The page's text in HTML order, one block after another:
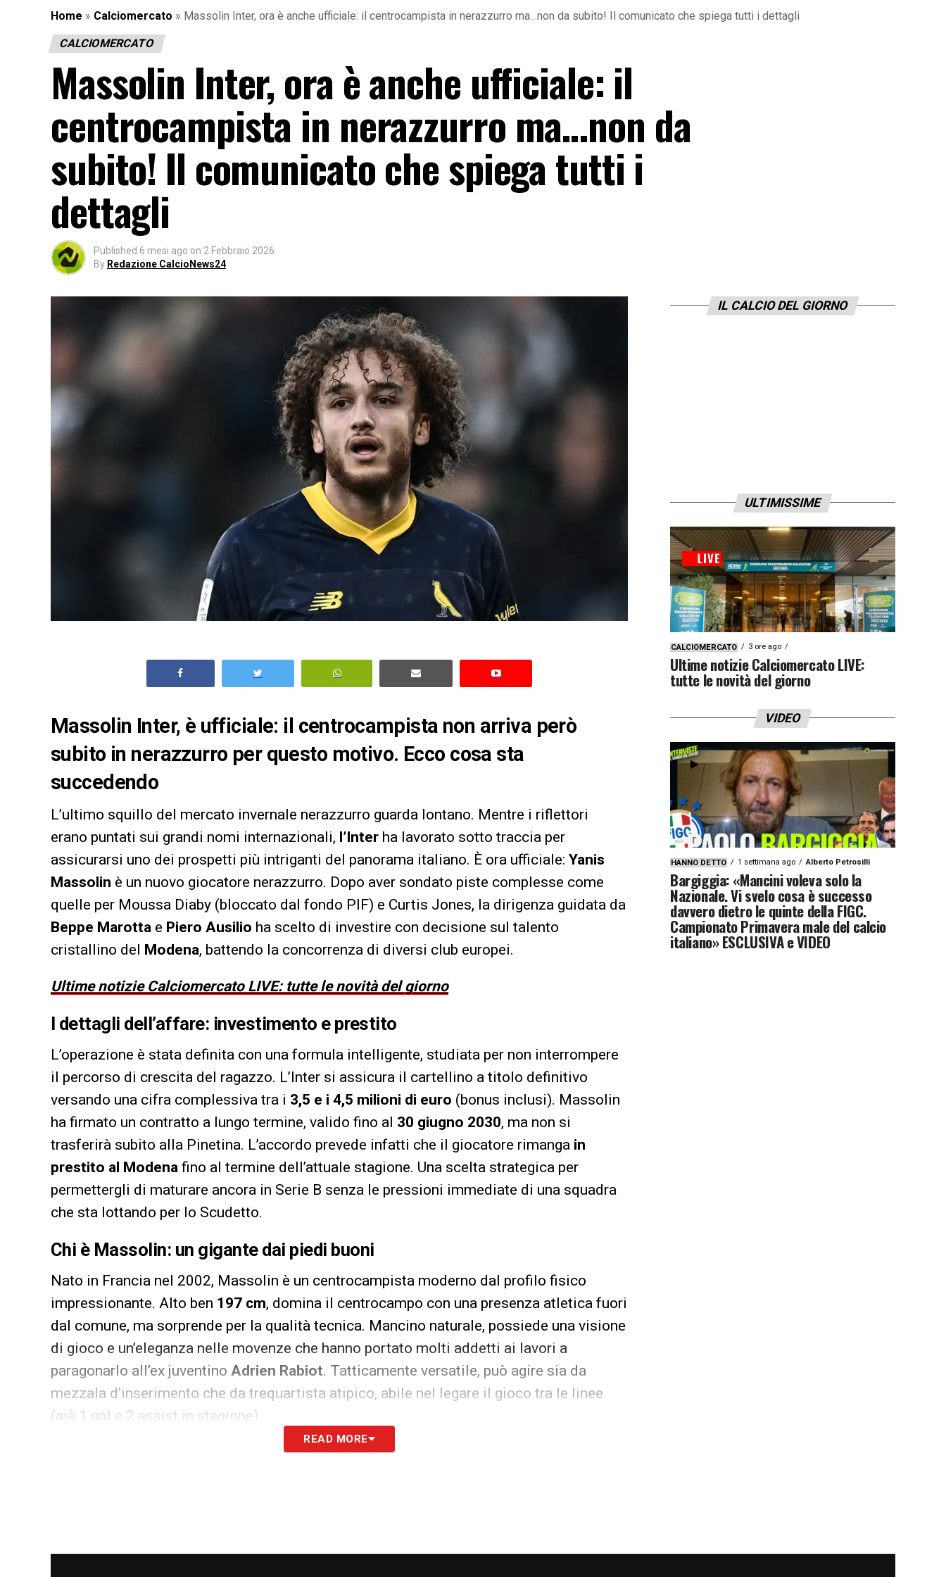
Home » Calciomercato » Massolin Inter, ora è anche ufficiale: il centrocampista in nerazzurro ma…non da subito! Il comunicato che spiega tutti i dettagli
CALCIOMERCATO
Massolin Inter, ora è anche ufficiale: il
centrocampista in nerazzurro ma…non da
subito! Il comunicato che spiega tutti i
dettagli
Published 6 mesi ago on 2 Febbraio 2026
By Redazione CalcioNews24
Massolin Inter, è ufficiale: il centrocampista non arriva però
subito in nerazzurro per questo motivo. Ecco cosa sta
succedendo
L’ultimo squillo del mercato invernale nerazzurro guarda lontano. Mentre i riflettori
erano puntati sui grandi nomi internazionali, l’Inter ha lavorato sotto traccia per
assicurarsi uno dei prospetti più intriganti del panorama italiano. È ora ufficiale: Yanis
Massolin è un nuovo giocatore nerazzurro. Dopo aver sondato piste complesse come
quelle per Moussa Diaby (bloccato dal fondo PIF) e Curtis Jones, la dirigenza guidata da
Beppe Marotta e Piero Ausilio ha scelto di investire con decisione sul talento
cristallino del Modena, battendo la concorrenza di diversi club europei.
Ultime notizie Calciomercato LIVE: tutte le novità del giorno
I dettagli dell’affare: investimento e prestito
L’operazione è stata definita con una formula intelligente, studiata per non interrompere
il percorso di crescita del ragazzo. L’Inter si assicura il cartellino a titolo definitivo
versando una cifra complessiva tra i 3,5 e i 4,5 milioni di euro (bonus inclusi). Massolin
ha firmato un contratto a lungo termine, valido fino al 30 giugno 2030, ma non si
trasferirà subito alla Pinetina. L’accordo prevede infatti che il giocatore rimanga in
prestito al Modena fino al termine dell’attuale stagione. Una scelta strategica per
permettergli di maturare ancora in Serie B senza le pressioni immediate di una squadra
che sta lottando per lo Scudetto.
Chi è Massolin: un gigante dai piedi buoni
Nato in Francia nel 2002, Massolin è un centrocampista moderno dal profilo fisico
impressionante. Alto ben 197 cm, domina il centrocampo con una presenza atletica fuori
dal comune, ma sorprende per la qualità tecnica. Mancino naturale, possiede una visione
di gioco e un’eleganza nelle movenze che hanno portato molti addetti ai lavori a
paragonarlo all’ex juventino Adrien Rabiot. Tatticamente versatile, può agire sia da
mezzala d’inserimento che da trequartista atipico, abile nel legare il gioco tra le linee
(già 1 gol e 2 assist in stagione).
si tratta di un rinforzo di lusso per il futuro. La programmazione
READ MORE
IL CALCIO DEL GIORNO
ULTIMISSIME
CALCIOMERCATO 3 ore ago
Ultime notizie Calciomercato LIVE:
tutte le novità del giorno
VIDEO
HANNO DETTO 1 settimana ago Alberto Petrosilli
Bargiggia: «Mancini voleva solo la
Nazionale. Vi svelo cosa è successo
davvero dietro le quinte della FIGC.
Campionato Primavera male del calcio
italiano» ESCLUSIVA e VIDEO